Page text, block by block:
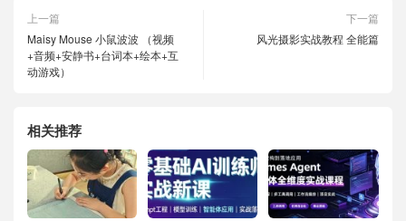
上一篇
Maisy Mouse 小鼠波波 （视频
+音频+安静书+台词本+绘本+互
动游戏）
下一篇
风光摄影实战教程 全能篇
相关推荐